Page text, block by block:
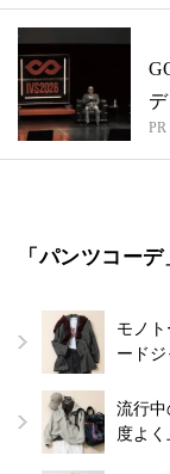
PR
「パンツコー
モノ
ード
流行
度よ